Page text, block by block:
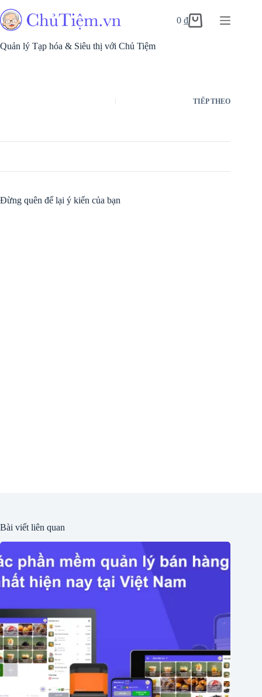
0₫
Quản lý Tạp hóa & Siêu thị với Chủ Tiệm
TIẾP THEO
Đừng quên để lại ý kiến của bạn
Bài viết liên quan